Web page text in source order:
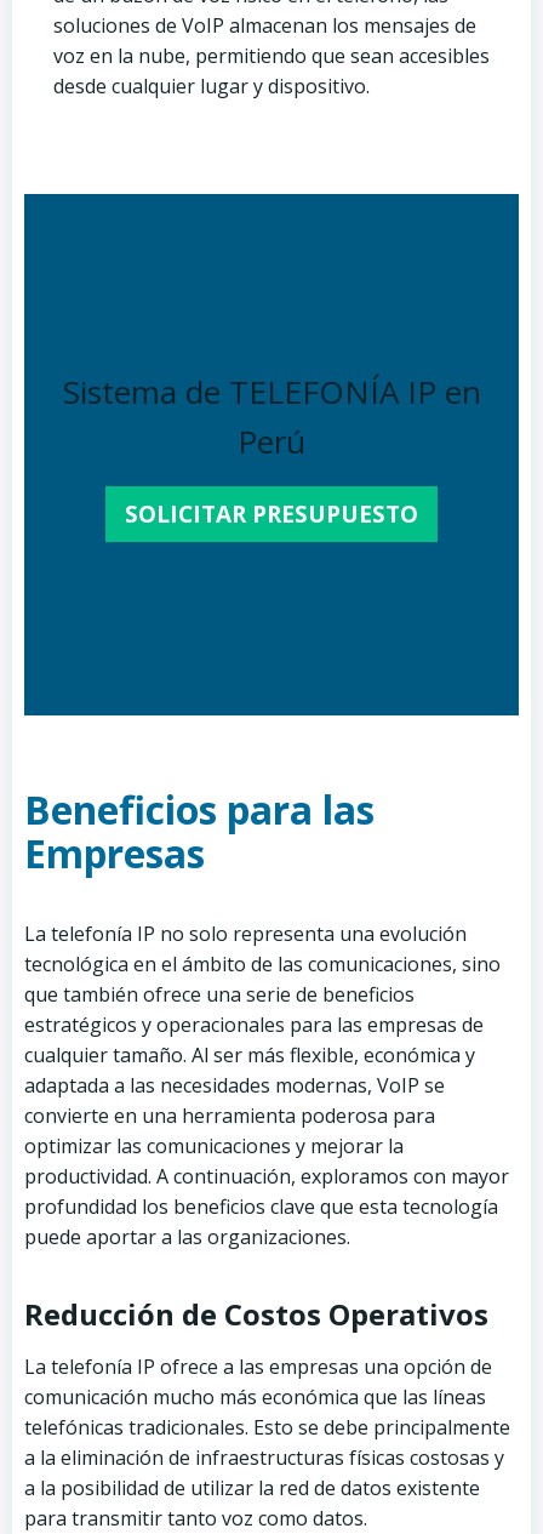
soluciones de VoIP almacenan los mensajes de
voz en la nube, permitiendo que sean accesibles
desde cualquier lugar y dispositivo.
Sistema de TELEFONÍA IP en
Perú
SOLICITAR PRESUPUESTO
Beneficios para las
Empresas
La telefonía IP no solo representa una evolución
tecnológica en el ámbito de las comunicaciones, sino
que también ofrece una serie de beneficios
estratégicos y operacionales para las empresas de
cualquier tamaño. Al ser más flexible, económica y
adaptada a las necesidades modernas, VoIP se
convierte en una herramienta poderosa para
optimizar las comunicaciones y mejorar la
productividad. A continuación, exploramos con mayor
profundidad los beneficios clave que esta tecnología
puede aportar a las organizaciones.
Reducción de Costos Operativos
La telefonía IP ofrece a las empresas una opción de
comunicación mucho más económica que las líneas
telefónicas tradicionales. Esto se debe principalmente
a la eliminación de infraestructuras físicas costosas y
a la posibilidad de utilizar la red de datos existente
para transmitir tanto voz como datos.